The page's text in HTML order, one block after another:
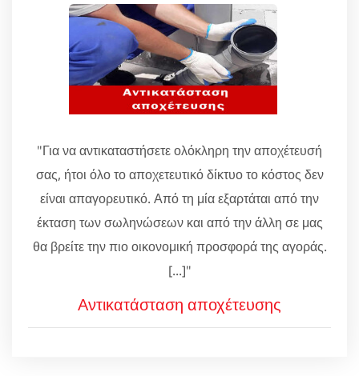
"Για να αντικαταστήσετε ολόκληρη την αποχέτευσή
σας, ήτοι όλο το αποχετευτικό δίκτυο το κόστος δεν
είναι απαγορευτικό. Από τη μία εξαρτάται από την
έκταση των σωληνώσεων και από την άλλη σε μας
θα βρείτε την πιο οικονομική προσφορά της αγοράς.
[...]"
Αντικατάσταση αποχέτευσης